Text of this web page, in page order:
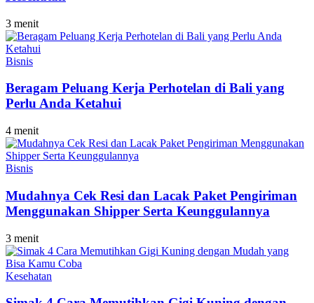
3 menit
Bisnis
Beragam Peluang Kerja Perhotelan di Bali yang
Perlu Anda Ketahui
4 menit
Bisnis
Mudahnya Cek Resi dan Lacak Paket Pengiriman
Menggunakan Shipper Serta Keunggulannya
3 menit
Kesehatan